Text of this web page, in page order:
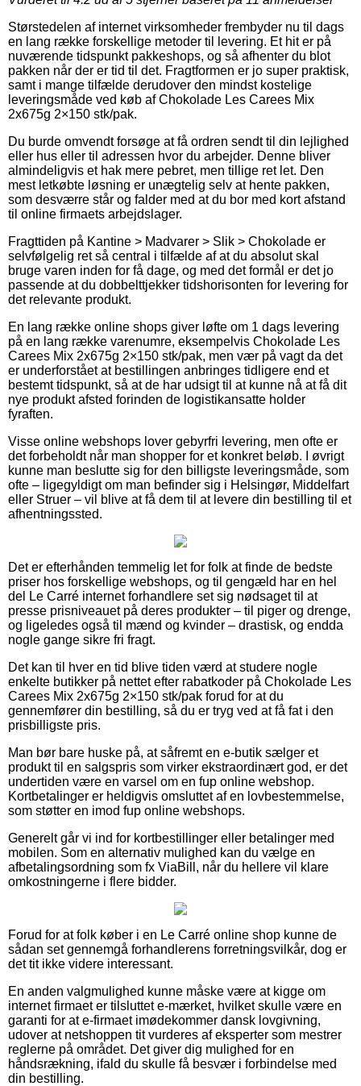
Størstedelen af internet virksomheder frembyder nu til dags
en lang række forskellige metoder til levering. Et hit er på
nuværende tidspunkt pakkeshops, og så afhenter du blot
pakken når der er tid til det. Fragtformen er jo super praktisk,
samt i mange tilfælde derudover den mindst kostelige
leveringsmåde ved køb af Chokolade Les Carees Mix
2x675g 2×150 stk/pak.
Du burde omvendt forsøge at få ordren sendt til din lejlighed
eller hus eller til adressen hvor du arbejder. Denne bliver
almindeligvis et hak mere pebret, men tillige ret let. Den
mest letkøbte løsning er unægtelig selv at hente pakken,
som desværre står og falder med at du bor med kort afstand
til online firmaets arbejdslager.
Fragttiden på Kantine > Madvarer > Slik > Chokolade er
selvfølgelig ret så central i tilfælde af at du absolut skal
bruge varen inden for få dage, og med det formål er det jo
passende at du dobbelttjekker tidshorisonten for levering for
det relevante produkt.
En lang række online shops giver løfte om 1 dags levering
på en lang række varenumre, eksempelvis Chokolade Les
Carees Mix 2x675g 2×150 stk/pak, men vær på vagt da det
er underforstået at bestillingen anbringes tidligere end et
bestemt tidspunkt, så at de har udsigt til at kunne nå at få dit
nye produkt afsted forinden de logistikansatte holder
fyraften.
Visse online webshops lover gebyrfri levering, men ofte er
det forbeholdt når man shopper for et konkret beløb. I øvrigt
kunne man beslutte sig for den billigste leveringsmåde, som
ofte – ligegyldigt om man befinder sig i Helsingør, Middelfart
eller Struer – vil blive at få dem til at levere din bestilling til et
afhentningssted.
Det er efterhånden temmelig let for folk at finde de bedste
priser hos forskellige webshops, og til gengæld har en hel
del Le Carré internet forhandlere set sig nødsaget til at
presse prisniveauet på deres produkter – til piger og drenge,
og ligeledes også til mænd og kvinder – drastisk, og endda
nogle gange sikre fri fragt.
Det kan til hver en tid blive tiden værd at studere nogle
enkelte butikker på nettet efter rabatkoder på Chokolade Les
Carees Mix 2x675g 2×150 stk/pak forud for at du
gennemfører din bestilling, så du er tryg ved at få fat i den
prisbilligste pris.
Man bør bare huske på, at såfremt en e-butik sælger et
produkt til en salgspris som virker ekstraordinært god, er det
undertiden være en varsel om en fup online webshop.
Kortbetalinger er heldigvis omsluttet af en lovbestemmelse,
som støtter en imod fup online webshops.
Generelt går vi ind for kortbestillinger eller betalinger med
mobilen. Som en alternativ mulighed kan du vælge en
afbetalingsordning som fx ViaBill, når du hellere vil klare
omkostningerne i flere bidder.
Forud for at folk køber i en Le Carré online shop kunne de
sådan set gennemgå forhandlerens forretningsvilkår, dog er
det tit ikke videre interessant.
En anden valgmulighed kunne måske være at kigge om
internet firmaet er tilsluttet e-mærket, hvilket skulle være en
garanti for at e-firmaet imødekommer dansk lovgivning,
udover at netshoppen tit vurderes af eksperter som mestrer
reglerne på området. Det giver dig mulighed for en
håndsrækning, ifald du skulle få besvær i forbindelse med
din bestilling.